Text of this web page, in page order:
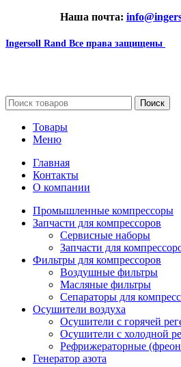
Наша почта:
Ingersoll Rand Все права защищены
Поиск
Товары
Меню
Главная
Контакты
О компании
Промышленные компрессоры
Запчасти для компрессоров
Сервисные наборы
Запчасти для
Фильтры для компрессоров
Воздушные фильтры
Масляные фильтры
Сепараторы для
Осушители воздуха
Осушители с горячей
Осушители с холодной
Рефрижераторные
Генератор азота